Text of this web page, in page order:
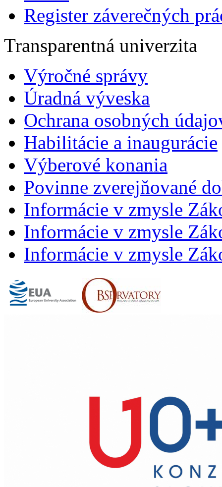
Register záverečných
Transparentná univerzita
Výročné správy
Úradná výveska
Ochrana osobných
Habilitácie a inaugurácie
Výberové konania
Povinne zverejňované
Informácie v zmysle
Informácie v zmysle
Informácie v zmysle